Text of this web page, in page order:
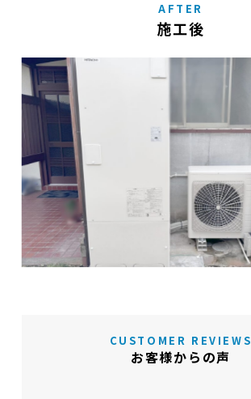
AFTER
施工後
CUSTOMER REVIEWS
お客様からの声